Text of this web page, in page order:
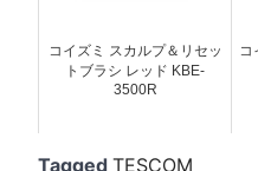
コイズミ スカルプ＆リセッ
トブラシ レッド KBE-
3500R
コ
Tagged TESCOM